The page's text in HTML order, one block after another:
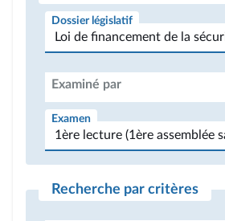
Dossier législatif
Examiné par
Examen
Recherche par critères